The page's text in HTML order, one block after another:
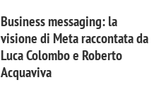
Business messaging: la
visione di Meta raccontata da
Luca Colombo e Roberto
Acquaviva